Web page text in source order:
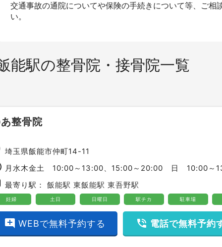
交通事故の通院についてや保険の手続きについて等、ご相
い。
能駅の整骨院・接骨院一覧
整骨院
埼玉県飯能市仲町14-11
月水木金土 10:00～13:00、15:00～20:00 日 10:00～
最寄り駅：飯能駅 東飯能駅 東吾野駅
妊婦 土日 日曜日 駅チカ 駐車場
add_comment WEBで無料予約する phone_in_talk 電話で無料予約